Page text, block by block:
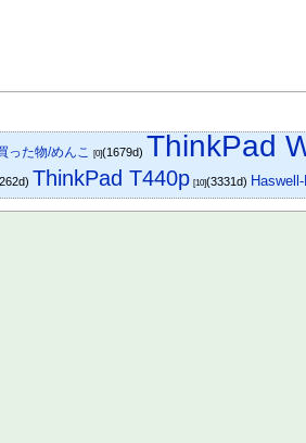
った物/めんこ [0](1679d) ThinkPad
ThinkPad T440p [10](3331d) Haswell-